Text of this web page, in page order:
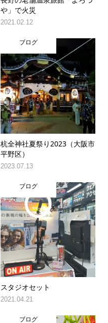
や」で火災
2021.02.12
ブログ
杭全神社夏祭り2023（大阪市
平野区）
2023.07.13
ブログ
スタジオセット
2021.04.21
ブログ